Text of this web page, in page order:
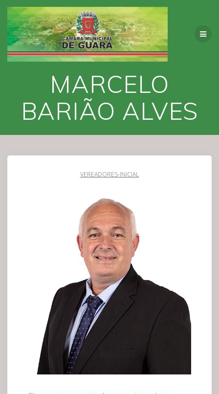
Skip
to
content
MARCELO
BARIÃO ALVES
VEREADORES-INICIAL